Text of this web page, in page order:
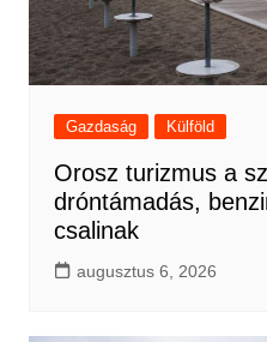
Gazdaság Külföld
Orosz turizmus a
dróntámadás,
csalinak
augusztus 6, 2026